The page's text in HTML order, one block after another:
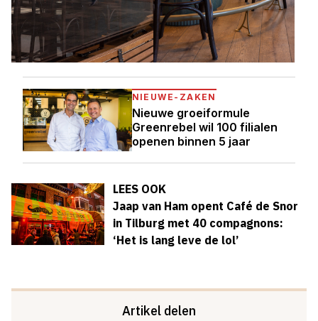
NIEUWE-ZAKEN
Nieuwe groeiformule
Greenrebel wil 100 filialen
openen binnen 5 jaar
LEES OOK
Jaap van Ham opent Café de Snor
in Tilburg met 40 compagnons:
‘Het is lang leve de lol’
Artikel delen